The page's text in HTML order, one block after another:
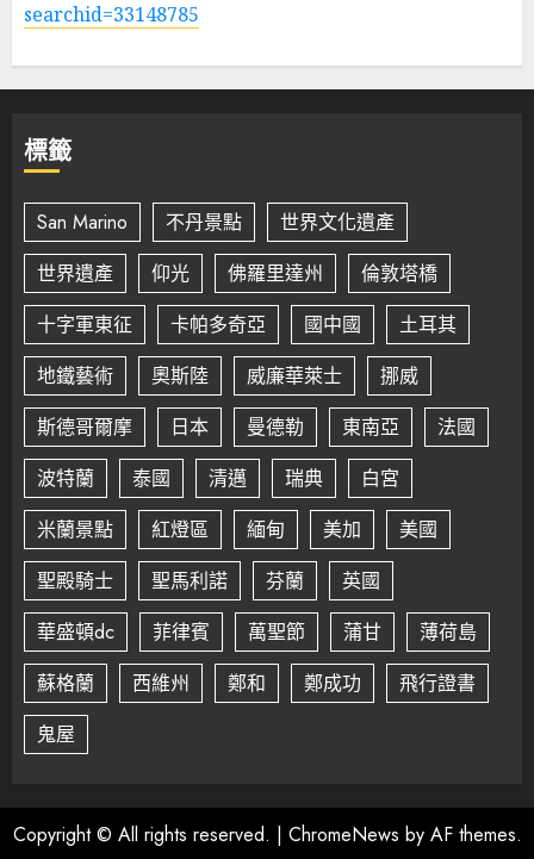
searchid=33148785
標籤
San Marino 不丹景點
世界文化遺產
世界遺產
仰光 佛羅里達州
倫敦塔橋
十字軍東征
卡帕多奇亞 國中國
土耳其
地鐵藝術
奧斯陸 威廉華萊士
挪威
斯德哥爾摩
日本 曼德勒 東南亞
法國
波特蘭
泰國 清邁 瑞典
白宮
米蘭景點
紅燈區 緬甸 美加
美國
聖殿騎士
聖馬利諾 芬蘭
英國
華盛頓dc
菲律賓 萬聖節 蒲甘
薄荷島
蘇格蘭
西維州 鄭和 鄭成功
飛行證書
鬼屋
Copyright © All rights reserved. | ChromeNews by AF themes.